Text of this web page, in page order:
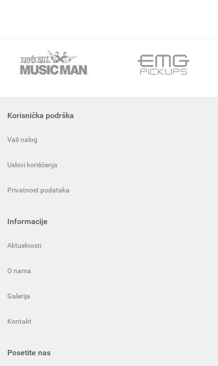
Korisnička podrška
Vaš nalog
Uslovi koriščenja
Privatnost podataka
Informacije
Aktuelnosti
O nama
Galerija
Kontakt
Posetite nas